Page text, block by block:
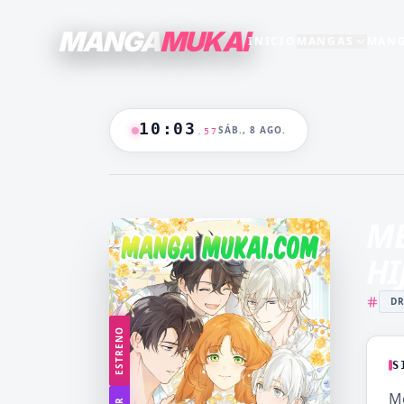
MANGAMUKAIINICIO
TODO EL CATALOGO
BLANCO & NEGRO
CATALOGO
ANIME
FANTASÍA
HENTAI
MADRASTRA MADRE
MANGA AKARI
YAKUIN
MANGA PARA
ADULTOS
10 : 03 58 SÁB., 8 AGO.
ESTRENO